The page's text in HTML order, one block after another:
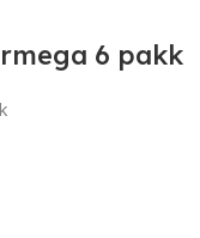
6 pakk